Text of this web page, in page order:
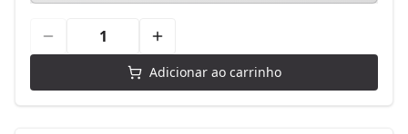
Adicionar ao carrinho